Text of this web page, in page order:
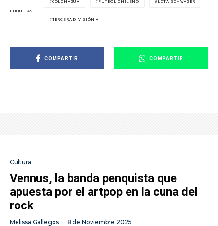
ETIQUETAS
COLCHAGUA FÚTBOL CHILENO LOTA SCHWAGER
TERCERA DIVISIÓN A
COMPARTIR COMPARTIR
Cultura
Vennus, la banda penquista que
apuesta por el artpop en la cuna del
rock
Melissa Gallegos · 8 de Noviembre 2025